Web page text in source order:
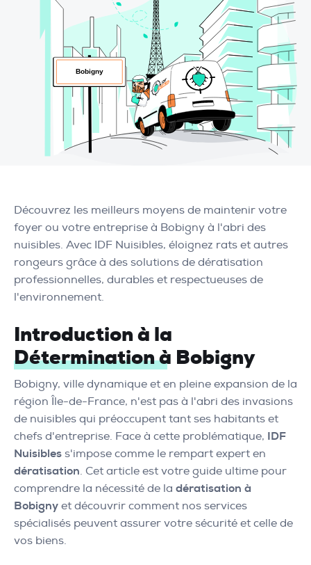
Découvrez les meilleurs moyens de maintenir votre
foyer ou votre entreprise à Bobigny à l'abri des
nuisibles. Avec IDF Nuisibles, éloignez rats et autres
rongeurs grâce à des solutions de dératisation
professionnelles, durables et respectueuses de
l'environnement.
Introduction à la
Détermination à Bobigny
Bobigny, ville dynamique et en pleine expansion de la
région Île-de-France, n'est pas à l'abri des invasions
de nuisibles qui préoccupent tant ses habitants et
chefs d'entreprise. Face à cette problématique, IDF
Nuisibles s'impose comme le rempart expert en
dératisation. Cet article est votre guide ultime pour
comprendre la nécessité de la dératisation à
Bobigny et découvrir comment nos services
spécialisés peuvent assurer votre sécurité et celle de
vos biens.